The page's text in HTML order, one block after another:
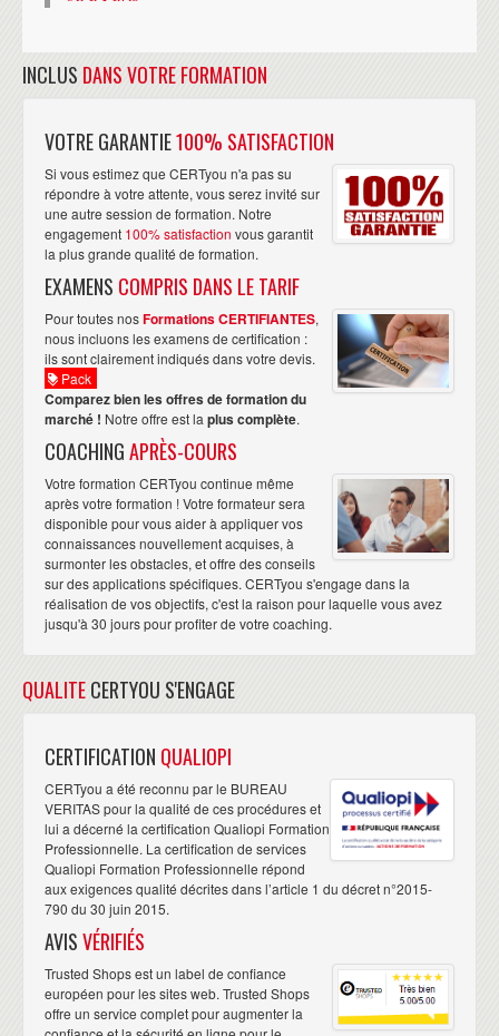
INCLUS DANS VOTRE FORMATION
VOTRE GARANTIE100% SATISFACTION
Si vous estimez que CERTyou n'a pas su
répondre à votre attente, vous serez invité sur
une autre session de formation. Notre
engagement 100% satisfaction vous garantit
la plus grande qualité de formation.
EXAMENS COMPRIS DANS LE TARIF
Pour toutes nosFormations CERTIFIANTES,
nous incluons les examens de certification :
ils sont clairement indiqués dans votre devis.
Pack
Comparez bien les offres de formation du
marché ! Notre offre est la plus complète.
COACHINGAPRÈS-COURS
Votre formation CERTyou continue même
après votre formation ! Votre formateur sera
disponible pour vous aider à appliquer vos
connaissances nouvellement acquises, à
surmonter les obstacles, et offre des conseils
sur des applications spécifiques. CERTyou s'engage dans la
réalisation de vos objectifs, c'est la raison pour laquelle vous avez
jusqu'à 30 jours pour profiter de votre coaching.
QUALITECERTYOU S'ENGAGE
CERTIFICATION QUALIOPI
CERTyou a été reconnu par le BUREAU
VERITAS pour la qualité de ces procédures et
lui a décerné la certification Qualiopi Formation
Professionnelle. La certification de services
Qualiopi Formation Professionnelle répond
aux exigences qualité décrites dans l’article 1 du décret n°2015-
790 du 30 juin 2015.
AVISVÉRIFIÉS
Trusted Shops est un label de confiance
européen pour les sites web. Trusted Shops
offre un service complet pour augmenter la